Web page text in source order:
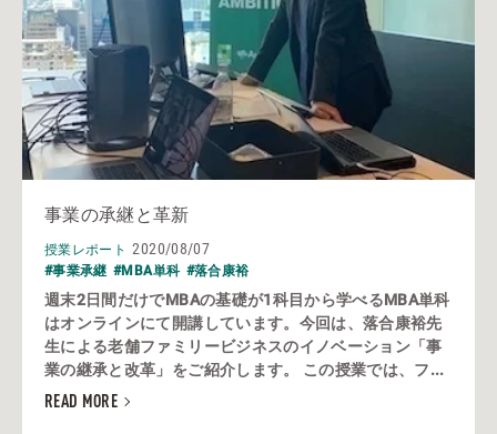
事業の承継と革新
授業レポート 2020/08/07
#事業承継 #MBA単科 #落合康裕
週末2日間だけでMBAの基礎が1科目から学べるMBA単科
はオンラインにて開講しています。今回は、落合康裕先
生による老舗ファミリービジネスのイノベーション「事
業の継承と改革」をご紹介します。 この授業では、フ...
READ MORE